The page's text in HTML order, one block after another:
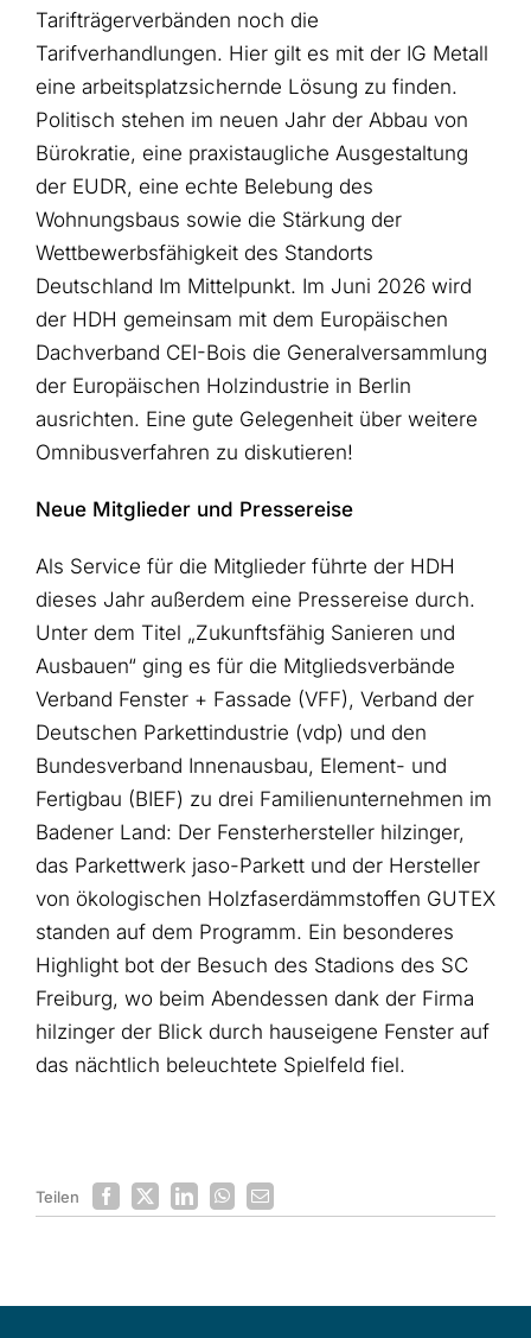
Tarifträgerverbänden noch die
Tarifverhandlungen. Hier gilt es mit der IG Metall
eine arbeitsplatzsichernde Lösung zu finden.
Politisch stehen im neuen Jahr der Abbau von
Bürokratie, eine praxistaugliche Ausgestaltung
der EUDR, eine echte Belebung des
Wohnungsbaus sowie die Stärkung der
Wettbewerbsfähigkeit des Standorts
Deutschland Im Mittelpunkt. Im Juni 2026 wird
der HDH gemeinsam mit dem Europäischen
Dachverband CEI-Bois die Generalversammlung
der Europäischen Holzindustrie in Berlin
ausrichten. Eine gute Gelegenheit über weitere
Omnibusverfahren zu diskutieren!
Neue Mitglieder und Pressereise
Als Service für die Mitglieder führte der HDH
dieses Jahr außerdem eine Pressereise durch.
Unter dem Titel „Zukunftsfähig Sanieren und
Ausbauen“ ging es für die Mitgliedsverbände
Verband Fenster + Fassade (VFF), Verband der
Deutschen Parkettindustrie (vdp) und den
Bundesverband Innenausbau, Element- und
Fertigbau (BIEF) zu drei Familienunternehmen im
Badener Land: Der Fensterhersteller hilzinger,
das Parkettwerk jaso-Parkett und der Hersteller
von ökologischen Holzfaserdämmstoffen GUTEX
standen auf dem Programm. Ein besonderes
Highlight bot der Besuch des Stadions des SC
Freiburg, wo beim Abendessen dank der Firma
hilzinger der Blick durch hauseigene Fenster auf
das nächtlich beleuchtete Spielfeld fiel.
Teilen